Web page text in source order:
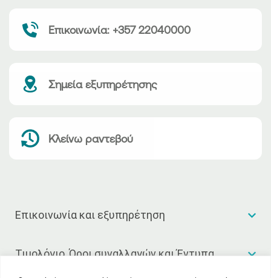
Επικοινωνία: +357 22040000
Σημεία εξυπηρέτησης
Κλείνω ραντεβού
Επικοινωνία και εξυπηρέτηση
Τιμολόγιο, Όροι συναλλαγών και Έντυπα